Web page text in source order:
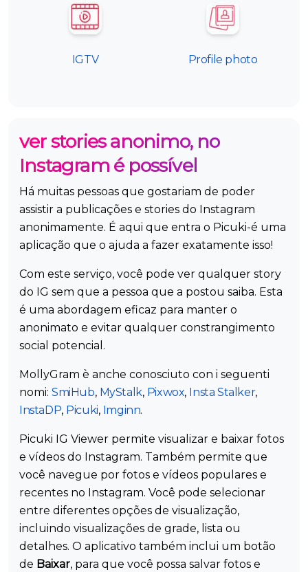
IGTV Profile photo
ver stories anonimo, no
Instagram é possível
Há muitas pessoas que gostariam de poder
assistir a publicações e stories do Instagram
anonimamente. É aqui que entra o Picuki-é uma
aplicação que o ajuda a fazer exatamente isso!
Com este serviço, você pode ver qualquer story
do IG sem que a pessoa que a postou saiba. Esta
é uma abordagem eficaz para manter o
anonimato e evitar qualquer constrangimento
social potencial.
MollyGram è anche conosciuto con i seguenti
nomi: SmiHub, MyStalk, Pixwox, Insta Stalker,
InstaDP, Picuki, Imginn.
Picuki IG Viewer permite visualizar e baixar fotos
e vídeos do Instagram. Também permite que
você navegue por fotos e vídeos populares e
recentes no Instagram. Você pode selecionar
entre diferentes opções de visualização,
incluindo visualizações de grade, lista ou
detalhes. O aplicativo também inclui um botão
de Baixar, para que você possa salvar fotos e